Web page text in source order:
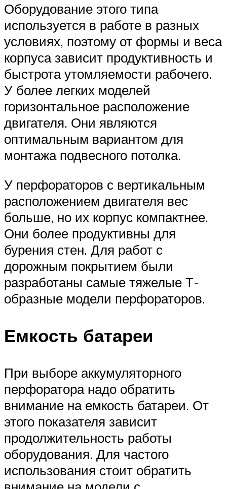
Оборудование этого типа
используется в работе в разных
условиях, поэтому от формы и веса
корпуса зависит продуктивность и
быстрота утомляемости рабочего.
У более легких моделей
горизонтальное расположение
двигателя. Они являются
оптимальным вариантом для
монтажа подвесного потолка.
У перфораторов с вертикальным
расположением двигателя вес
больше, но их корпус компактнее.
Они более продуктивны для
бурения стен. Для работ с
дорожным покрытием были
разработаны самые тяжелые Т-
образные модели перфораторов.
Емкость батареи
При выборе аккумуляторного
перфоратора надо обратить
внимание на емкость батареи. От
этого показателя зависит
продолжительность работы
оборудования. Для частого
использования стоит обратить